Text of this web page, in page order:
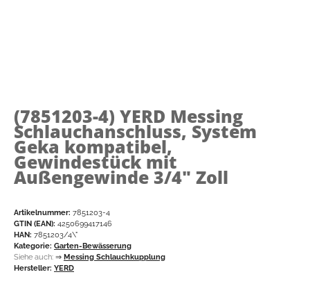
(7851203-4) YERD Messing
Schlauchanschluss, System
Geka kompatibel,
Gewindestück mit
Außengewinde 3/4" Zoll
Artikelnummer: 7851203-4
GTIN (EAN): 4250699417146
HAN: 7851203/4\"
Kategorie: Garten-Bewässerung
Siehe auch: ⇒ Messing Schlauchkupplung
Hersteller: YERD